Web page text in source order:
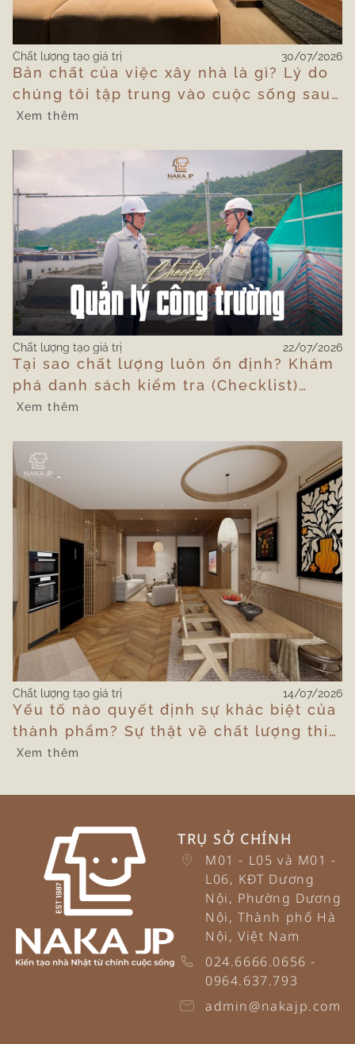
Chất lượng tạo giá trị 30/07/2026
Bản chất của việc xây nhà là gì? Lý do
chúng tôi tập trung vào cuộc sống sau
khi bàn giao
Xem thêm
Chất lượng tạo giá trị 22/07/2026
Tại sao chất lượng luôn ổn định? Khám
phá danh sách kiểm tra (Checklist)
quản lý công trường của Naka JP
Xem thêm
Chất lượng tạo giá trị 14/07/2026
Yếu tố nào quyết định sự khác biệt của
thành phẩm? Sự thật về chất lượng thi
công tại công trình
Xem thêm
TRỤ SỞ CHÍNH
M01 - L05 và M01 -
L06, KĐT Dương
Nội, Phường Dương
Nội, Thành phố Hà
Nội, Việt Nam
024.6666.0656 -
0964.637.793
admin@nakajp.com